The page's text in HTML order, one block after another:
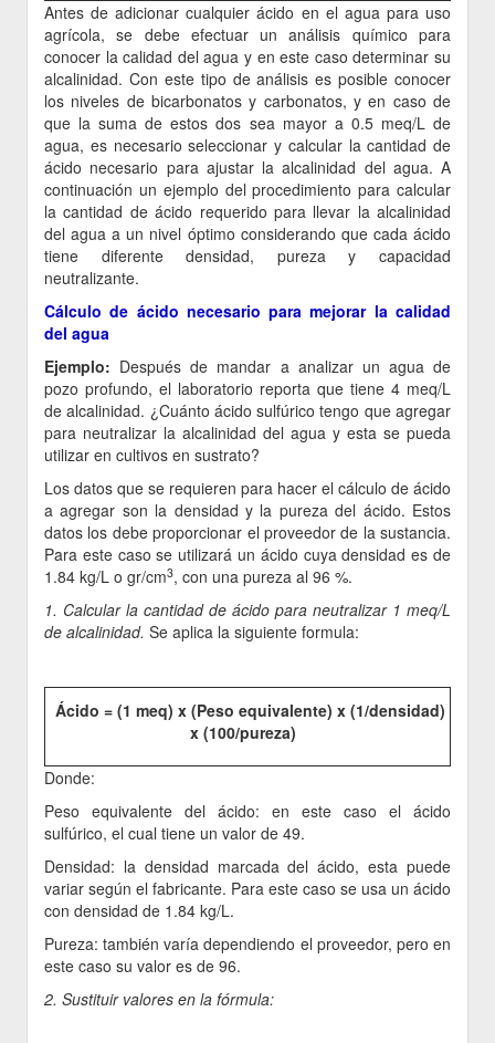
Antes de adicionar cualquier ácido en el agua para uso
agrícola, se debe efectuar un análisis químico para
conocer la calidad del agua y en este caso determinar su
alcalinidad. Con este tipo de análisis es posible conocer
los niveles de bicarbonatos y carbonatos, y en caso de
que la suma de estos dos sea mayor a 0.5 meq/L de
agua, es necesario seleccionar y calcular la cantidad de
ácido necesario para ajustar la alcalinidad del agua. A
continuación un ejemplo del procedimiento para calcular
la cantidad de ácido requerido para llevar la alcalinidad
del agua a un nivel óptimo considerando que cada ácido
tiene diferente densidad, pureza y capacidad
neutralizante.
Cálculo de ácido necesario para mejorar la calidad
del agua
Ejemplo: Después de mandar a analizar un agua de
pozo profundo, el laboratorio reporta que tiene 4 meq/L
de alcalinidad. ¿Cuánto ácido sulfúrico tengo que agregar
para neutralizar la alcalinidad del agua y esta se pueda
utilizar en cultivos en sustrato?
Los datos que se requieren para hacer el cálculo de ácido
a agregar son la densidad y la pureza del ácido. Estos
datos los debe proporcionar el proveedor de la sustancia.
Para este caso se utilizará un ácido cuya densidad es de
1.84 kg/L o gr/cm3, con una pureza al 96 %.
1. Calcular la cantidad de ácido para neutralizar 1 meq/L
de alcalinidad. Se aplica la siguiente formula:
Ácido = (1 meq) x (Peso equivalente) x (1/densidad)
x (100/pureza)
Donde:
Peso equivalente del ácido: en este caso el ácido
sulfúrico, el cual tiene un valor de 49.
Densidad: la densidad marcada del ácido, esta puede
variar según el fabricante. Para este caso se usa un ácido
con densidad de 1.84 kg/L.
Pureza: también varía dependiendo el proveedor, pero en
este caso su valor es de 96.
2. Sustituir valores en la fórmula: